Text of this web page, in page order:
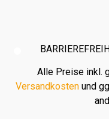
Alle Preise inkl.
Versandkostenund